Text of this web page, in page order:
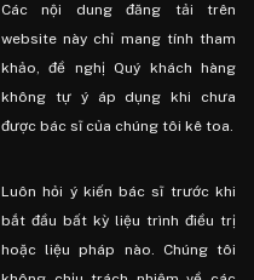
Các nội dung đăng tải trên
website này chỉ mang tính tham
khảo, đề nghị Quý khách hàng
không tự ý áp dụng khi chưa
được bác sĩ của chúng tôi kê toa.
Luôn hỏi ý kiến ​​bác sĩ trước khi
bắt đầu bất kỳ liệu trình điều trị
hoặc liệu pháp nào. Chúng tôi